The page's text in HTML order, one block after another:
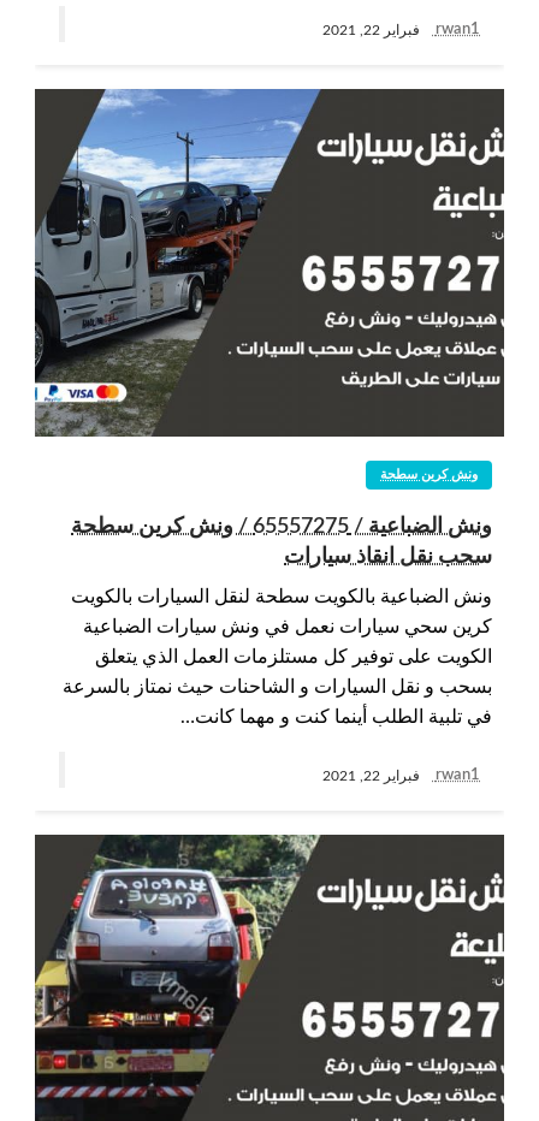
rwan1 فبراير 22, 2021
ونش كرين سطحة
ونش الضباعية / 65557275 / ونش كرين سطحة
سحب نقل انقاذ سيارات
ونش الضباعية بالكويت سطحة لنقل السيارات بالكويت
كرين سحي سيارات نعمل في ونش سيارات الضباعية
الكويت على توفير كل مستلزمات العمل الذي يتعلق
بسحب و نقل السيارات و الشاحنات حيث نمتاز بالسرعة
في تلبية الطلب أينما كنت و مهما كانت…
rwan1 فبراير 22, 2021